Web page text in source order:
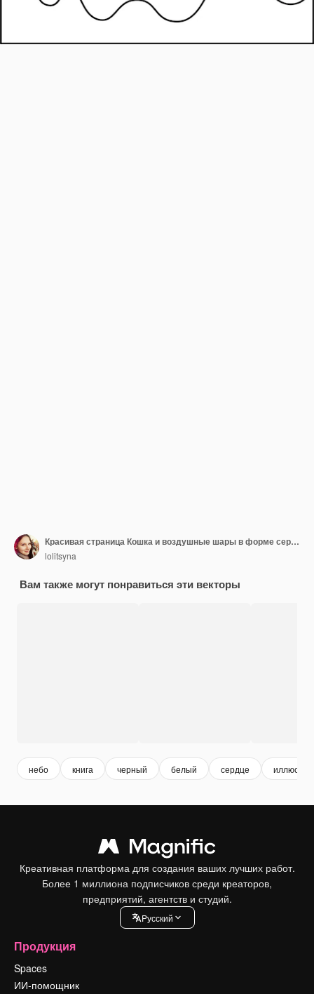
Красивая страница Кошка и воздушные шары в форме сердца Черно-белая летающая кошка Вектор
lolitsyna
Вам также могут понравиться эти векторы
небо книга черный белый сердце
Креативная платформа для создания ваших лучших работ.
Более 1 миллиона подписчиков среди креаторов,
предприятий, агентств и студий.
Pусский
Продукция
Spaces
ИИ-помощник